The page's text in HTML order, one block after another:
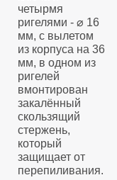
четырмя
ригелями - ⌀ 16
мм, с вылетом
из корпуса на 36
мм, в одном из
ригелей
вмонтирован
закалённый
скользящий
стержень,
который
защищает от
перепиливания.